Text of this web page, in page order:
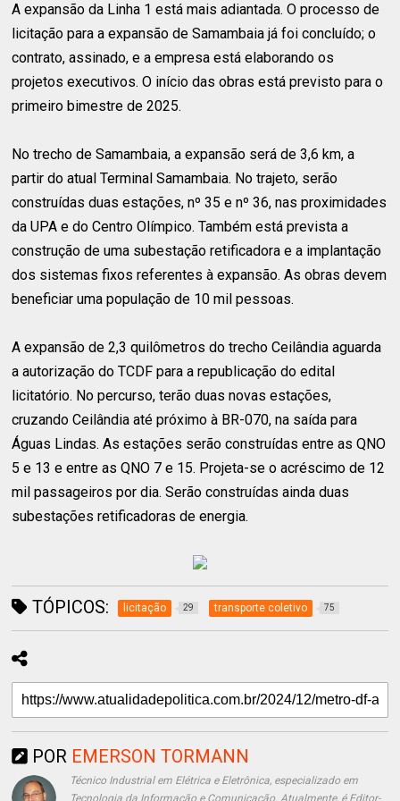
A expansão da Linha 1 está mais adiantada. O processo de
licitação para a expansão de Samambaia já foi concluído; o
contrato, assinado, e a empresa está elaborando os
projetos executivos. O início das obras está previsto para o
primeiro bimestre de 2025.
No trecho de Samambaia, a expansão será de 3,6 km, a
partir do atual Terminal Samambaia. No trajeto, serão
construídas duas estações, nº 35 e nº 36, nas proximidades
da UPA e do Centro Olímpico. Também está prevista a
construção de uma subestação retificadora e a implantação
dos sistemas fixos referentes à expansão. As obras devem
beneficiar uma população de 10 mil pessoas.
A expansão de 2,3 quilômetros do trecho Ceilândia aguarda
a autorização do TCDF para a republicação do edital
licitatório. No percurso, terão duas novas estações,
cruzando Ceilândia até próximo à BR-070, na saída para
Águas Lindas. As estações serão construídas entre as QNO
5 e 13 e entre as QNO 7 e 15. Projeta-se o acréscimo de 12
mil passageiros por dia. Serão construídas ainda duas
subestações retificadoras de energia.
TÓPICOS: licitação 29 transporte coletivo 75
POR EMERSON TORMANN
Técnico Industrial em Elétrica e Eletrônica, especializado em
Tecnologia da Informação e Comunicação. Atualmente, é Editor-